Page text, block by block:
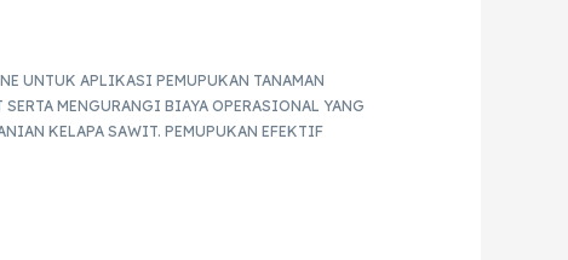
UNTUK APLIKASI PEMUPUKAN TANAMAN
MENGURANGI BIAYA OPERASIONAL YANG
KELAPA SAWIT. PEMUPUKAN EFEKTIF